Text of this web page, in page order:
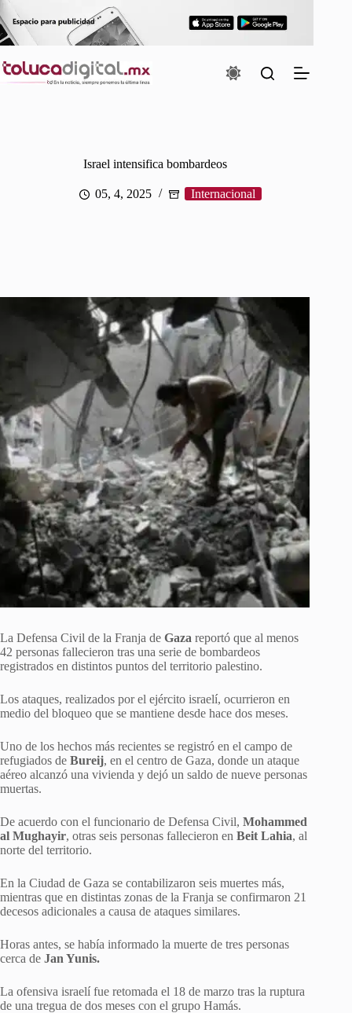
Saltar
al
contenido
Israel intensifica bombardeos
05, 4, 2025 Internacional
La Defensa Civil de la Franja de Gaza reportó que al menos
42 personas fallecieron tras una serie de bombardeos
registrados en distintos puntos del territorio palestino.
Los ataques, realizados por el ejército israelí, ocurrieron en
medio del bloqueo que se mantiene desde hace dos meses.
Uno de los hechos más recientes se registró en el campo de
refugiados de Bureij, en el centro de Gaza, donde un ataque
aéreo alcanzó una vivienda y dejó un saldo de nueve personas
muertas.
De acuerdo con el funcionario de Defensa Civil, Mohammed
al Mughayir, otras seis personas fallecieron en Beit Lahia, al
norte del territorio.
En la Ciudad de Gaza se contabilizaron seis muertes más,
mientras que en distintas zonas de la Franja se confirmaron 21
decesos adicionales a causa de ataques similares.
Horas antes, se había informado la muerte de tres personas
cerca de Jan Yunis.
La ofensiva israelí fue retomada el 18 de marzo tras la ruptura
de una tregua de dos meses con el grupo Hamás.